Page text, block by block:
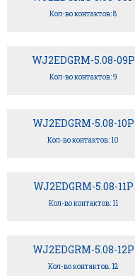
Кол-во контактов: 8
WJ2EDGRM-5.08-09P
Кол-во контактов: 9
WJ2EDGRM-5.08-10P
Кол-во контактов: 10
WJ2EDGRM-5.08-11P
Кол-во контактов: 11
WJ2EDGRM-5.08-12P
Кол-во контактов: 12